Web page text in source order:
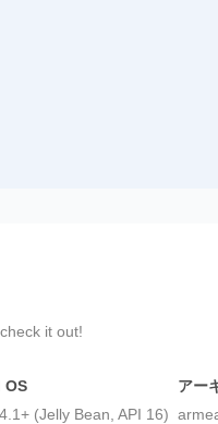
it out!
OS
(Jelly Bean, API 16)
アー